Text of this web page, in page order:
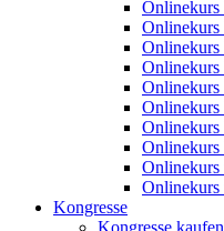
Onlinekurs
Onlinekurs
Onlinekurs
Onlinekurs
Onlinekurs
Onlinekurs
Onlinekurs
Onlinekurs
Kongresse
Kongresse kaufen